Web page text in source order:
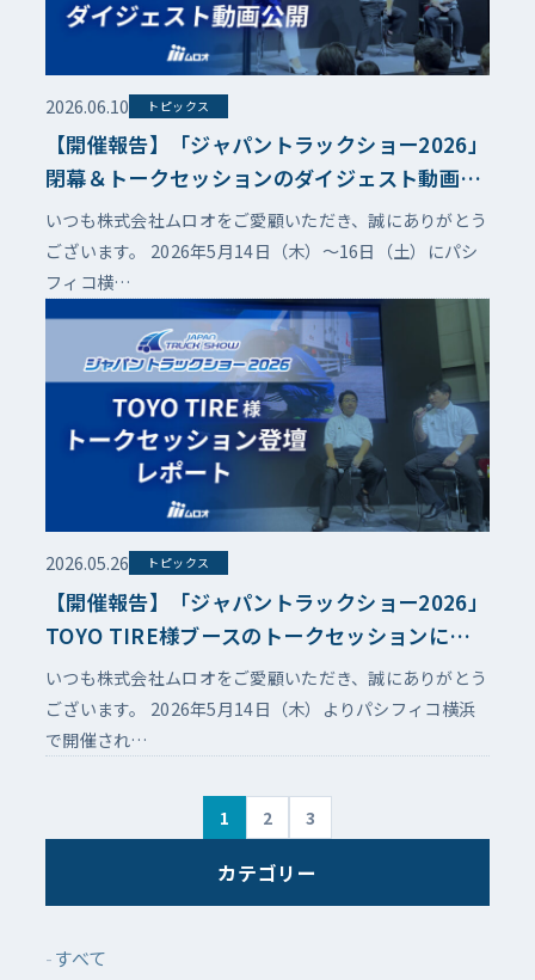
2026.06.10 トピックス
【開催報告】「ジャパントラックショー2026」
閉幕＆トークセッションのダイジェスト動画公
開のお知らせ
いつも株式会社ムロオをご愛顧いただき、誠にありがとう
ございます。 2026年5月14日（木）〜16日（土）にパシ
フィコ横…
2026.05.26 トピックス
【開催報告】「ジャパントラックショー2026」
TOYO TIRE様ブースのトークセッションに登
壇いたしました
いつも株式会社ムロオをご愛顧いただき、誠にありがとう
ございます。 2026年5月14日（木）よりパシフィコ横浜
で開催され…
1 2 3
カテゴリー
すべて